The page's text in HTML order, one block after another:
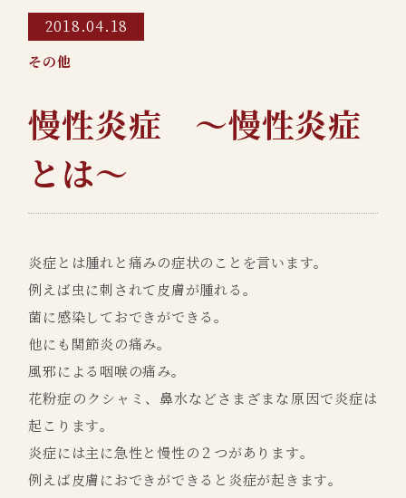
2018.04.18
その他
慢性炎症 ～慢性炎症
とは～
炎症とは腫れと痛みの症状のことを言います。
例えば虫に刺されて皮膚が腫れる。
菌に感染しておできができる。
他にも関節炎の痛み。
風邪による咽喉の痛み。
花粉症のクシャミ、鼻水などさまざまな原因で炎症は
起こります。
炎症には主に急性と慢性の２つがあります。
例えば皮膚におできができると炎症が起きます。